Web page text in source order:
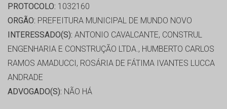
PROTOCOLO: 1032160
ORGÃO: PREFEITURA MUNICIPAL DE MUNDO NOVO
INTERESSADO(S): ANTONIO CAVALCANTE, CONSTRUL
ENGENHARIA E CONSTRUÇÃO LTDA., HUMBERTO CARLOS
RAMOS AMADUCCI, ROSÁRIA DE FÁTIMA IVANTES LUCCA
ANDRADE
ADVOGADO(S): NÃO HÁ